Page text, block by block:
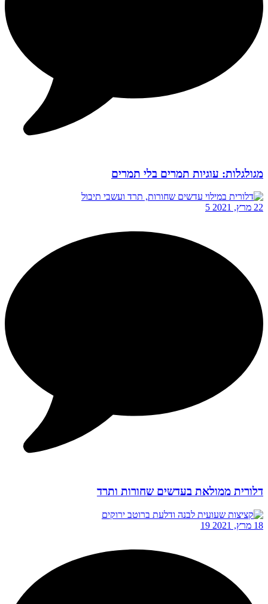
מגולגלות: עוגיות תמרים בלי תמרים
22 מרץ, 2021 5
דלורית ממולאת בעדשים שחורות ותרד
18 מרץ, 2021 19